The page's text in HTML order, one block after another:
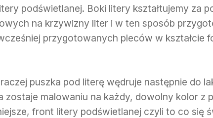
podświetlanej. Boki litery kształtujemy za
na krzywizny liter i w ten sposób
przygotowanych pleców w kształcie
puszka pod literę wędruje następnie do
zostaje malowaniu na każdy, dowolny kolor z
front litery podświetlanej czyli to co się